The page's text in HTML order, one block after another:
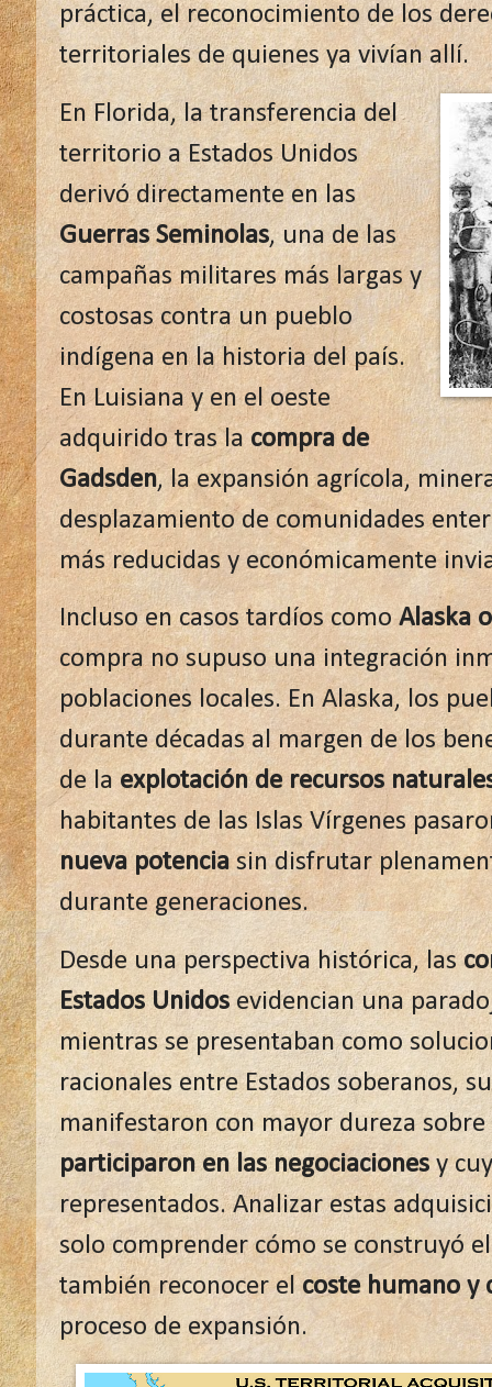
práctica, el reconocimiento de los
territoriales de quienes ya vivían allí.
En Florida, la transferencia del
territorio a Estados Unidos
derivó directamente en las
Guerras Seminolas, una de las
campañas militares más largas y
costosas contra un pueblo
indígena en la historia del país.
En Luisiana y en el oeste
adquirido tras lacompra de
Gadsden, la expansión agrícola,
desplazamiento de comunidades
más reducidas y económicamente
Incluso en casos tardíos comoAlaska
compra no supuso una integración
poblaciones locales. En Alaska, los
durante décadas al margen de los
de laexplotación de recursos
habitantes de las Islas Vírgenes
nueva potenciasin disfrutar
durante generaciones.
Desde una perspectiva histórica, las
Estados Unidosevidencian una
mientras se presentaban como
racionales entre Estados soberanos,
manifestaron con mayor dureza sobre
participaron en las negociacionesy
representados. Analizar estas
solo comprender cómo se construyó
también reconocer elcoste humano y
proceso de expansión.